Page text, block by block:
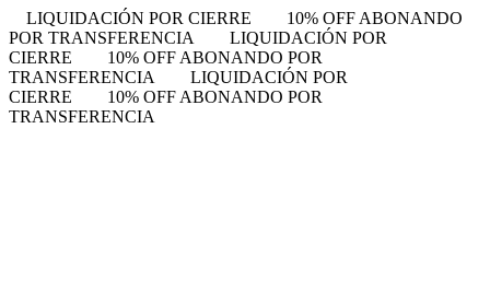
LIQUIDACIÓN POR CIERRE
10% OFF ABONANDO
POR TRANSFERENCIA
LIQUIDACIÓN POR
CIERRE
10% OFF ABONANDO POR
TRANSFERENCIA
LIQUIDACIÓN POR
CIERRE
10% OFF ABONANDO POR
TRANSFERENCIA